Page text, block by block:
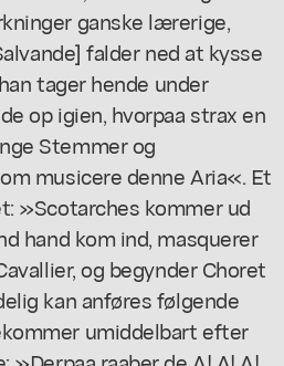
ganske lærerige,
falder ned at kysse
tager hende under
op igien, hvorpaa strax en
Stemmer og
musicere denne Aria«. Et
»Scotarches kommer ud
hand kom ind, masquerer
og begynder Choret
kan anføres følgende
umiddelbart efter